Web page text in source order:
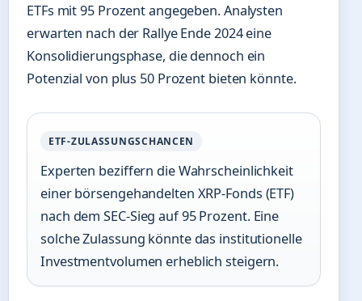
ETFs mit 95 Prozent angegeben. Analysten
erwarten nach der Rallye Ende 2024 eine
Konsolidierungsphase, die dennoch ein
Potenzial von plus 50 Prozent bieten könnte.
ETF-ZULASSUNGSCHANCEN
Experten beziffern die Wahrscheinlichkeit
einer börsengehandelten XRP-Fonds (ETF)
nach dem SEC-Sieg auf 95 Prozent. Eine
solche Zulassung könnte das institutionelle
Investmentvolumen erheblich steigern.